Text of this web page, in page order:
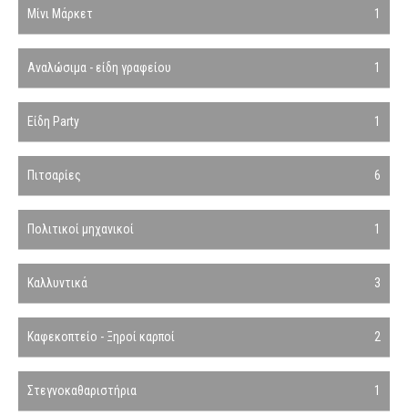
Μίνι Μάρκετ 1
Αναλώσιμα - είδη γραφείου 1
Είδη Party 1
Πιτσαρίες 6
Πολιτικοί μηχανικοί 1
Καλλυντικά 3
Καφεκοπτείο - Ξηροί καρποί 2
Στεγνοκαθαριστήρια 1